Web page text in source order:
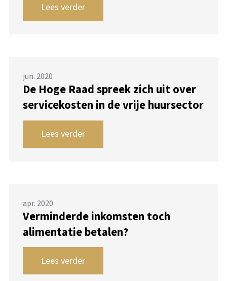
Lees verder
jun. 2020
De Hoge Raad spreek zich uit over
servicekosten in de vrije huursector
Lees verder
apr. 2020
Verminderde inkomsten toch
alimentatie betalen?
Lees verder